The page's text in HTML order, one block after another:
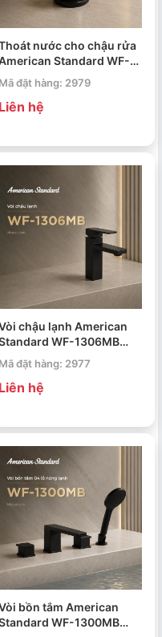
nước cho chậu rửa
Standard WF-
TA15MB
Mã đặt hàng: 2979
Liên hệ
chậu lạnh American
WF-1306MB
Acacia Evolution
Mã đặt hàng: 2977
Liên hệ
bồn tắm American
WF-1300MB